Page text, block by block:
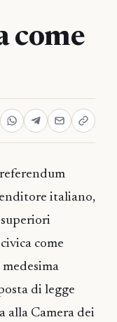
come
italiano,
come
di legge
alla Camera dei